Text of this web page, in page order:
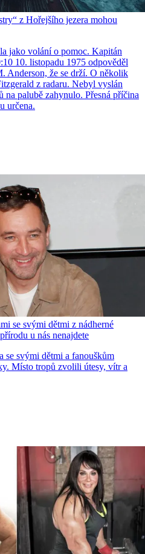
z Hořejšího jezera mohou
jako volání o pomoc. Kapitán
10. listopadu 1975 odpověděl
Anderson, že se drží. O několik
z radaru. Nebyl vyslán
na palubě zahynulo. Přesná příčina
určena.
se svými dětmi z nádherné
u nás nenajdete
se svými dětmi a fanouškům
Místo tropů zvolili útesy, vítr a